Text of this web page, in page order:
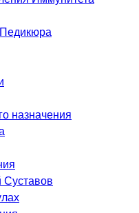
назначения
Суставов